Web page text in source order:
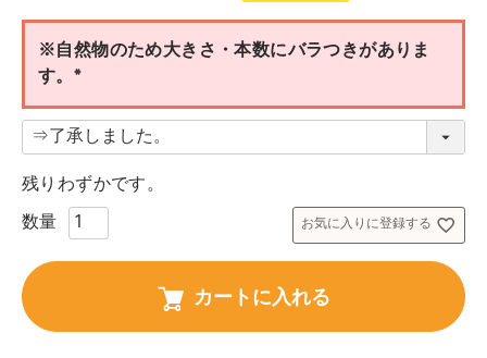
※自然物のため大きさ・本数にバラつきがありま
す。
(
必
須
)
残りわずかです。
お気に入りに登録する
カートに入れる